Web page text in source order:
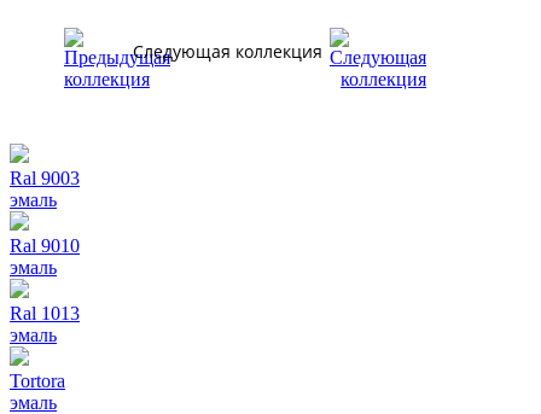
Следующая коллекция
Ral 9003
эмаль
Ral 9010
эмаль
Ral 1013
эмаль
Tortora
эмаль